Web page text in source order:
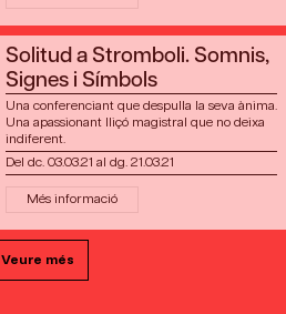
Solitud a Stromboli. Somnis,
Signes i Símbols
Una conferenciant que despulla la seva ànima.
Una apassionant lliçó magistral que no deixa
indiferent.
Del dc. 03.03.21 al dg. 21.03.21
Més informació
Veure més